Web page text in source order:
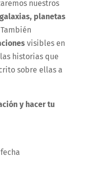
nuestros
galaxias, planetas
visibles en
historias que
sobre ellas a
y hacer tu